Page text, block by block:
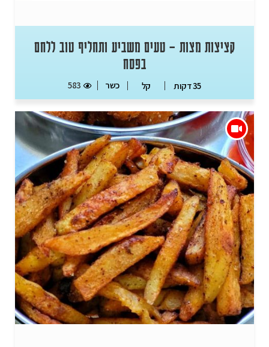
קציצות מצות – טעים משביע ותחליף טוב ללחם
בפסח
35 דקות קל כשר 583